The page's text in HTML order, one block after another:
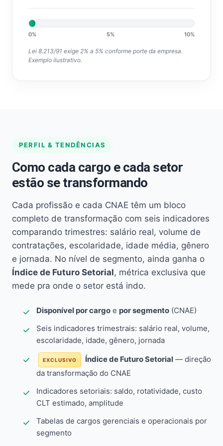
0% 5% 10%
Lei 8.213/91 exige 2% a 5% conforme porte da empresa.
Exemplo ilustrativo.
PERFIL & TENDÊNCIAS
Como cada cargo e cada setor
estão se transformando
Cada profissão e cada CNAE têm um bloco
completo de transformação com seis indicadores
comparando trimestres: salário real, volume de
contratações, escolaridade, idade média, gênero
e jornada. No nível de segmento, ainda ganha o
Índice de Futuro Setorial, métrica exclusiva que
mede pra onde o setor está indo.
Disponível por cargo e por segmento (CNAE)
Seis indicadores trimestrais: salário real, volume,
escolaridade, idade, gênero, jornada
EXCLUSIVO Índice de Futuro Setorial — direção
da transformação do CNAE
Indicadores setoriais: saldo, rotatividade, custo
CLT estimado, amplitude
Tabelas de cargos gerenciais e operacionais por
segmento